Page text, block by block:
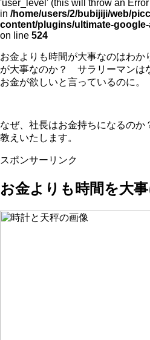
'user_level' (this will throw an
in /home/users/2/bubijiji/web/
content/plugins/ultimate-
on line 524
お金よりも時間が大事なのはわか
が大事なのか？ サラリーマン
お金が欲しいと言っているのに。
なぜ、社長はお金持ちになるのか
教えいたします。
スポンサーリンク
お金よりも時間を大